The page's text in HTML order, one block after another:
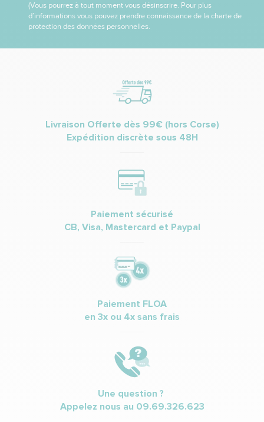
(Vous pourrez à tout moment vous désinscrire. Pour plus
d’informations vous pouvez prendre connaissance de la charte de
protection des données personnelles.
Livraison Offerte dès 99€ (hors Corse)
Expédition discrète sous 48H
Paiement sécurisé
CB, Visa, Mastercard et Paypal
Paiement FLOA
en 3x ou 4x sans frais
Une question ?
Appelez nous au 09.69.326.623